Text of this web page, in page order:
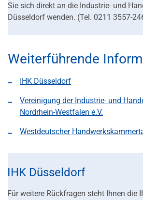
Sie sich direkt an die Industrie- und
Düsseldorf wenden. (Tel. 0211 3557-
Weiterführende
IHK Düsseldorf
Vereinigung der Industrie- und
Nordrhein-Westfalen e.V.
Westdeutscher
IHK Düsseldorf
Für weitere Rückfragen steht Ihnen die